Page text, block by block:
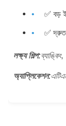
✅ বড়
✅ দ্রুত
লক্ষ্য শিল্প:
অ্যাপ্লিকেশন: